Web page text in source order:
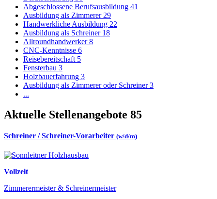
Abgeschlossene Berufsausbildung 41
Ausbildung als Zimmerer 29
Handwerkliche Ausbildung 22
Ausbildung als Schreiner 18
Allroundhandwerker8
CNC-Kenntnisse 6
Reisebereitschaft 5
Fensterbau 3
Holzbauerfahrung 3
Ausbildung als Zimmerer oder Schreiner3
...
Aktuelle Stellenangebote 85
Schreiner / Schreiner-Vorarbeiter (w/d/m)
Vollzeit
Zimmerermeister & Schreinermeister